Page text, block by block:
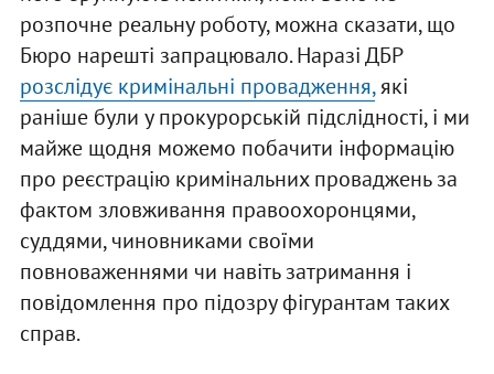
розпочне реальну роботу, можна сказати, що
Бюро нарешті запрацювало. Наразі ДБР
розслідує кримінальні провадження,які
раніше були у прокурорській підслідності, і ми
майже щодня можемо побачити інформацію
про реєстрацію кримінальних проваджень за
фактом зловживання правоохоронцями,
суддями, чиновниками своїми
повноваженнями чи навіть затримання і
повідомлення про підозру фігурантам таких
справ.